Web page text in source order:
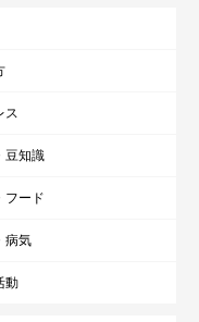
ス
豆知識
フード
病気
動